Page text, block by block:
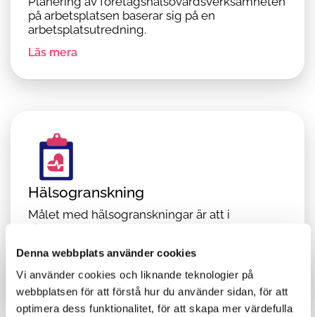
Denna webbplats använder cookies
Vi använder cookies och liknande teknologier på
webbplatsen för att förstå hur du använder sidan, för att
optimera dess funktionalitet, för att skapa mer värdefulla
på arbetsplatsen baserar sig på en
arbetsplatsutredning.
Läs mera
Hälsogranskning
Målet med hälsogranskningar är att i
förbyggande syfte identifiera arbetsrelaterade
arbetsförmåga.
Läs mera